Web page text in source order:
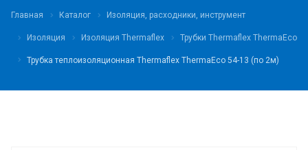
Главная Каталог Изоляция, расходники, инструмент
Изоляция Изоляция Thermaflex Трубки Thermaflex ThermaEco
Трубка теплоизоляционная Thermaflex ThermaEco 54-13 (по 2м)